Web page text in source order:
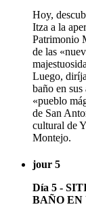
Hoy,
Itza a la
Patrimonio
de las
Luego,
baño en
«pueblo
de San
cultural de
Montejo.
jour 5
Día 5 -
BAÑO EN